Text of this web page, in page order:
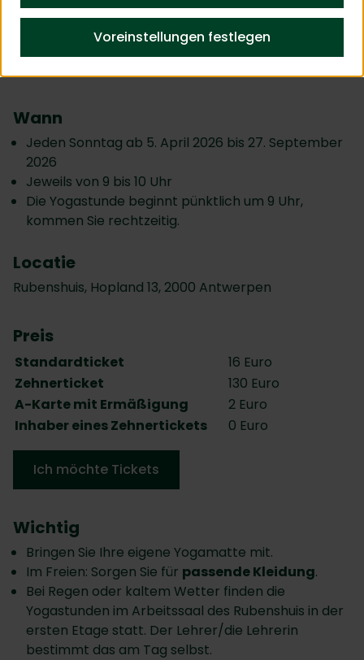
Praktisch
Wann
Jeden Sonntag ab 5. April 2026 bis 27. September
2026
Jeweils von 9 bis 10 Uhr
Die Yogastunde beginnt pünktlich um 9 Uhr,
kommen Sie rechtzeitig.
Locatie
Rubenshuis, Hopland 13, 2000 Antwerpen
Preis
Standardticket
16 Euro
Zehnerticket
130 Euro
A-Karte mit Ermäßigung
2 Euro
Inhaber eines Zehnertickets
0 Euro
Ich möchte Tickets
Wichtig
Bringen Sie Ihre eigene Yogamatte mit.
Im Freien: Sorgen Sie für passende Kleidung.
Bei Regen oder kaltem Wetter finden die
Yogastunden im Arbeitssaal des Rubenshuis in der
ersten Etage statt. Der Lehrer/die Lehrerin
bestimmt das am Tag selbst.
Voreinstellungen festlegen